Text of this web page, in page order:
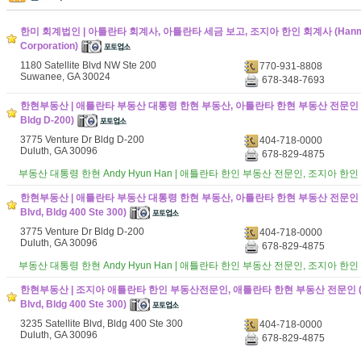
한미 회계법인 | 아틀란타 회계사, 아틀란타 세금 보고, 조지아 한인 회계사
Corporation)
1180 Satellite Blvd NW Ste 200
Suwanee, GA 30024
770-931-8808
678-348-7693
한현부동산 | 애틀란타 부동산 대통령 한현 부동산, 아틀란타 한현 부동산 전문
Bldg D-200)
3775 Venture Dr Bldg D-200
Duluth, GA 30096
404-718-0000
678-829-4875
부동산 대통령 한현 Andy Hyun Han | 애틀란타 한인 부동산 전문인, 조지아 한
한현부동산 | 애틀란타 부동산 대통령 한현 부동산, 아틀란타 한현 부동산 전문
Blvd, Bldg 400 Ste 300)
3775 Venture Dr Bldg D-200
Duluth, GA 30096
404-718-0000
678-829-4875
부동산 대통령 한현 Andy Hyun Han | 애틀란타 한인 부동산 전문인, 조지아 한
한현부동산 | 조지아 애틀란타 한인 부동산전문인, 애틀란타 한현 부동산 전문
Blvd, Bldg 400 Ste 300)
3235 Satellite Blvd, Bldg 400 Ste 300
Duluth, GA 30096
404-718-0000
678-829-4875